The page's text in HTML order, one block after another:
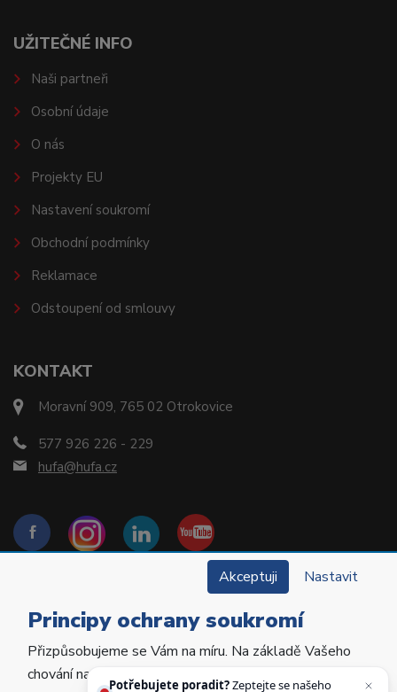
KONTAKT
Moravní 909, 765 02 Otrokovice
577 926 226 - 229
hufa@hufa.cz
UŽITEČNÉ INFO
Naši partneři
Osobní údaje
O nás
Projekty EU
Nastavení soukromí
Obchodní podmínky
Reklamace
Odstoupení od smlouvy
Copyright © 2022 Hu-Fa Dental a.s. Všechna práva
vyhrazena.
Akceptuji Nastavit
Principy ochrany soukromí
Přizpůsobujeme se Vám na míru. Na základě Vašeho
chování na webu personalizujeme jeho obsah a
Potřebujete poradit?Zeptejte se našeho